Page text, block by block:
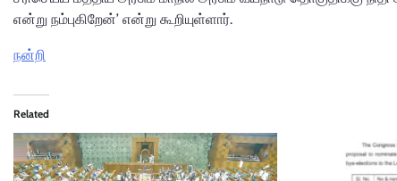
என்று நம்புகிறேன்’ என்று கூறியுள்ளார்.
நன்றி
Related